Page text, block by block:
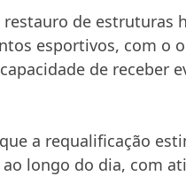
de estruturas
esportivos, com o
de receber
a requalificação
longo do dia, com